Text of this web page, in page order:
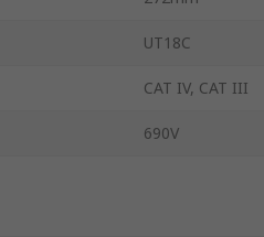
UT18C
CAT IV, CAT III
690V